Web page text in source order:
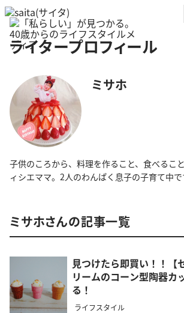
ライタープロフィール
ミサホ
子供のころから、料理を作ること、食べるこ
ィシエママ。2人のわんぱく息子の子育て中で
ミサホさんの記事一覧
見つけたら即買い！！【
リームのコーン型陶器カ
る！
ライフスタイル